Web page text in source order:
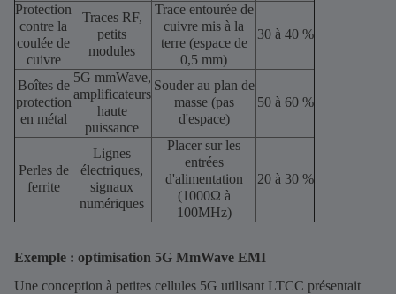
Protection
contre la
coulée de
cuivre
Traces RF,
petits
modules
Trace entourée de
cuivre mis à la
terre (espace de
0,5 mm)
30 à 40 %
Boîtes de
protection
en métal
5G mmWave,
amplificateurs
haute
puissance
Souder au plan de
masse (pas
d'espace)
50 à 60 %
Perles de
ferrite
Lignes
électriques,
signaux
numériques
Placer sur les
entrées
d'alimentation
(1000Ω à
100MHz)
20 à 30 %
Exemple : optimisation 5G MmWave EMI
Une conception à petites cellules 5G utilisant LTCC présentait